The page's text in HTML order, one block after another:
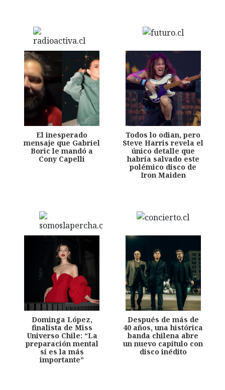
El inesperado
mensaje que Gabriel
Boric le mandó a
Cony Capelli
Todos lo odian, pero
Steve Harris revela el
único detalle que
habría salvado este
polémico disco de
Iron Maiden
Dominga López,
finalista de Miss
Universo Chile: “La
preparación mental
sí es la más
importante”
Después de más de
40 años, una histórica
banda chilena abre
un nuevo capítulo con
disco inédito